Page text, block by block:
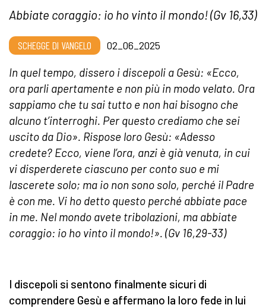
Abbiate coraggio: io ho vinto il mondo! (Gv 16,33)
SCHEGGE DI VANGELO 02_06_2025
In quel tempo, dissero i discepoli a Gesù: «Ecco,
ora parli apertamente e non più in modo velato. Ora
sappiamo che tu sai tutto e non hai bisogno che
alcuno t’interroghi. Per questo crediamo che sei
uscito da Dio». Rispose loro Gesù: «Adesso
credete? Ecco, viene l’ora, anzi è già venuta, in cui
vi disperderete ciascuno per conto suo e mi
lascerete solo; ma io non sono solo, perché il Padre
è con me. Vi ho detto questo perché abbiate pace
in me. Nel mondo avete tribolazioni, ma abbiate
coraggio: io ho vinto il mondo!». (Gv 16,29-33)
I discepoli si sentono finalmente sicuri di
comprendere Gesù e affermano la loro fede in lui